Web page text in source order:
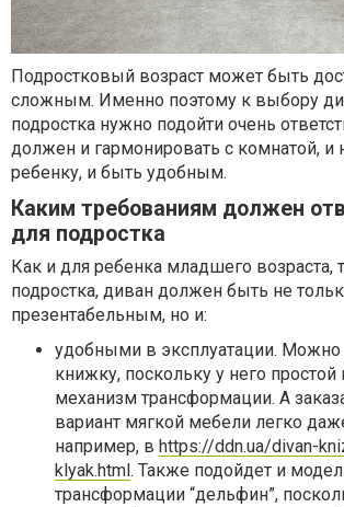
Подростковый возраст может быть
сложным. Именно поэтому к выбору
подростка нужно подойти очень
должен и гармонировать с комнатой, и
ребенку, и быть удобным.
Каким требованиям должен
для подростка
Как и для ребенка младшего возраста,
подростка, диван должен быть не
презентабельным, но и:
удобными в эксплуатации. Можно
книжку, поскольку у него
механизм трансформации. А
вариант мягкой мебели легко
например, в https://ddn.ua/divan-
klyak.html . Также подойдет и
трансформации “дельфин”,